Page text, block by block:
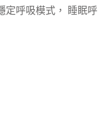
定呼吸模式，
睡眠呼